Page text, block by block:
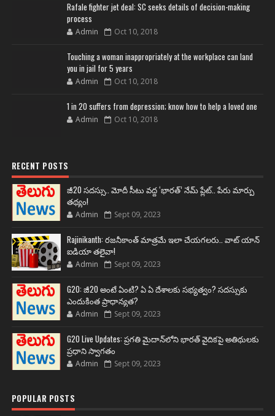
Rafale fighter jet deal: SC seeks details of decision-making
process
Admin Oct 10, 2018
Touching a woman inappropriately at the workplace can land
you in jail for 5 years
Admin Oct 10, 2018
1 in 20 suffers from depression; know how to help a loved one
Admin Oct 10, 2018
RECENT POSTS
జీ20 సదస్సు.. మోదీ సీటు వద్ద ‘భారత్’ నేమ్ ప్లేట్‌.. పేరు మార్పు
తథ్యం!
Admin Sept 09, 2023
Rajinikanth: రజనీకాంత్ మాత్రమే ఇలా చేయగలరు.. వాట్ యాన్
ఐడియా తలైవా!
Admin Sept 09, 2023
G20: జీ20 అంటే ఏంటి? ఏ ఏ దేశాలకు సభ్యత్వం? సదస్సుకు
ఎందుకింత ప్రాధాన్యత?
Admin Sept 09, 2023
G20 Live Updates: ప్రగతి మైదాన్‌లోని భారత్ వైదికపై అతిథులకు
ప్రధాని స్వాగతం
Admin Sept 09, 2023
POPULAR POSTS